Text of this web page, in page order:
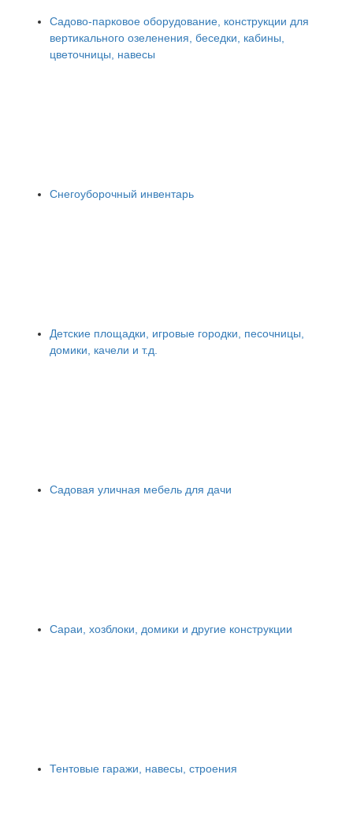
Садово-парковое оборудование, конструкции для
вертикального озеленения, беседки, кабины,
цветочницы, навесы
Снегоуборочный инвентарь
Детские площадки, игровые городки, песочницы,
домики, качели и т.д.
Садовая уличная мебель для дачи
Сараи, хозблоки, домики и другие конструкции
Тентовые гаражи, навесы, строения